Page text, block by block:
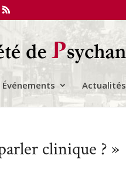
Événements Actualités
clinique ? »